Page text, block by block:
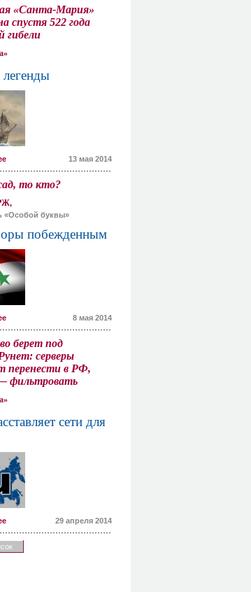
«Санта-Мария»
спустя 522 года
гибели
13 мая 2014
то кто?
«Особой буквы»
побежденным
8 мая 2014
берет под
серверы
перенести в РФ,
фильтровать
сети для
29 апреля 2014